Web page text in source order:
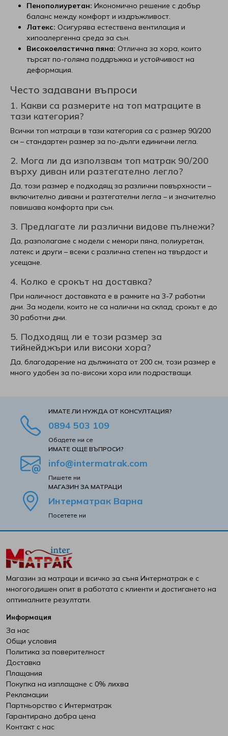
Пенополиуретан: Икономично решение с добър
баланс между комфорт и издръжливост.
Латекс: Осигурява естествена вентилация и
хипоалергенна среда за сън.
Високоеластична пяна: Отлична за хора, които
търсят по-голяма поддръжка и устойчивост на
деформация.
Често задавани въпроси
1. Какви са размерите на топ матраците в
тази категория?
Всички топ матраци в тази категория са с размер 90/200
см – стандартен размер за по-дълги единични легла.
2. Мога ли да използвам топ матрак 90/200
върху диван или разтегателно легло?
Да, този размер е подходящ за различни повърхности –
включително дивани и разтегателни легла – и значително
повишава комфорта при сън.
3. Предлагате ли различни видове пълнежи?
Да, разполагаме с модели с мемори пяна, полиуретан,
латекс и други – всеки с различна степен на твърдост и
усещане.
4. Колко е срокът на доставка?
При наличност доставката е в рамките на 3-7 работни
дни. За модели, които не са налични на склад, срокът е до
30 работни дни.
5. Подходящ ли е този размер за
тийнейджъри или високи хора?
Да, благодарение на дължината от 200 см, този размер е
много удобен за по-високи хора или подрастващи.
ИМАТЕ ЛИ НУЖДА ОТ КОНСУЛТАЦИЯ?
0894 503 109
Обадете ни се
ИМАТЕ ОЩЕ ВЪПРОСИ?
info@intermatrak.com
Пишете ни
MАГАЗИН ЗА МАТРАЦИ
Интерматрак Варна
Посетете ни
Магазин за матраци и всичко за съня Интерматрак е с
многогодишен опит в работата с клиенти и достигането на
оптималните резултати.
Информация
За нас
Общи условия
Политика за поверителност
Доставка
Плащания
Покупка на изплащане с 0% лихва
Рекламации
Партньорство с Интерматрак
Гарантирано добра цена
Контакт с нас